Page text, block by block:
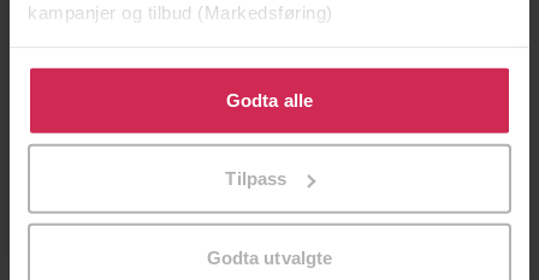
kampanjer og tilbud (Markedsføring)
Klikk på «Godta alle» for å gi oss ditt samtykke til å
bruke cookies for alle disse formålene. Du kan også
tilpasse ditt samtykke til spesifikke formål ved å klikke
Godta alle
Tilpass
Godta utvalgte
Lucrezias gave
Daniela Sacerdoti
Vi begynner med slutten